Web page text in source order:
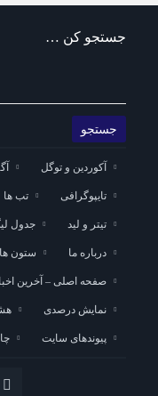
جستجو کن …
آکوردین و توگل
تایپوگرافی تب ها
تیتر و لید جدول
درباره ما ستون ها
صفحه اصلی – آخرین
نمایش درصدی
پیوندهای سایت